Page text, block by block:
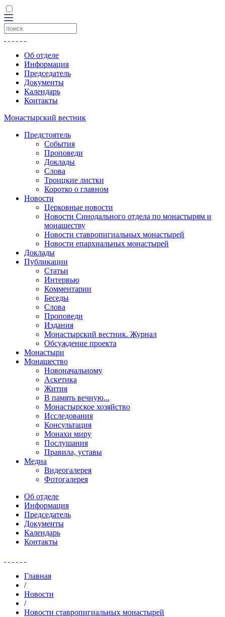
Об отделе
Информация
Председатель
Документы
Календарь
Контакты
Монастырский вестник
Предстоятель
События
Проповеди
Доклады
Слова
Троицкие листки
Коротко о главном
Новости
Церковные новости
Новости Синодального отдела по монастырям и
монашеству
Новости ставропигиальных монастырей
Новости епархиальных монастырей
Доклады
Публикации
Статьи
Интервью
Комментарии
Беседы
Слова
Проповеди
Издания
Монастырский вестник. Журнал
Обсуждение проекта
Монастыри
Монашество
Новоначальному
Аскетика
Жития
В память вечную...
Монастырское хозяйство
Исследования
Консультация
Монахи миру
Послушания
Правила, уставы
Медиа
Видеогалерея
Фотогалерея
Об отделе
Информация
Председатель
Документы
Календарь
Контакты
Главная
/
Новости
/
Новости ставропигиальных монастырей